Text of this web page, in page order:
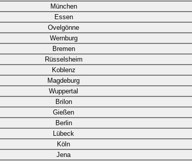
München
Essen
Ovelgönne
Wernburg
Bremen
Rüsselsheim
Koblenz
Magdeburg
Wuppertal
Brilon
Gießen
Berlin
Lübeck
Köln
Jena